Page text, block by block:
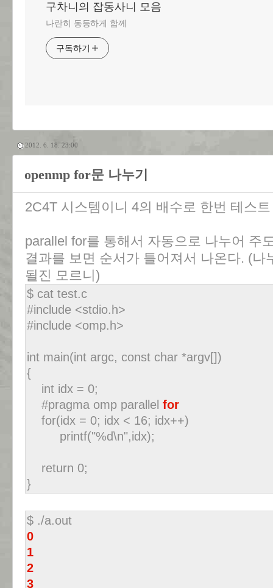
구차니의 잡동사니 모음
나란히 동등하게 함께
구독하기
2012. 6. 18. 23:00
openmp for문 나누기
2C4T 시스템이니 4의 배수로 한번 테스트
parallel for를 통해서 자동으로 나누어 주
결과를 보면 순서가 틀어져서 나온다. (
될진 모르니)
$ cat test.c
#include <stdio.h>
#include <omp.h>
int main(int argc, const char *argv[])
{
int idx = 0;
#pragma omp parallel for
for(idx = 0; idx < 16; idx++)
printf("%d\n",idx);
return 0;
}
$ ./a.out
0
1
2
3